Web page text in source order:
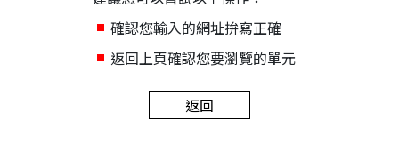
確認您輸入的網址拚寫正確
返回上頁確認您要瀏覽的單元
返回